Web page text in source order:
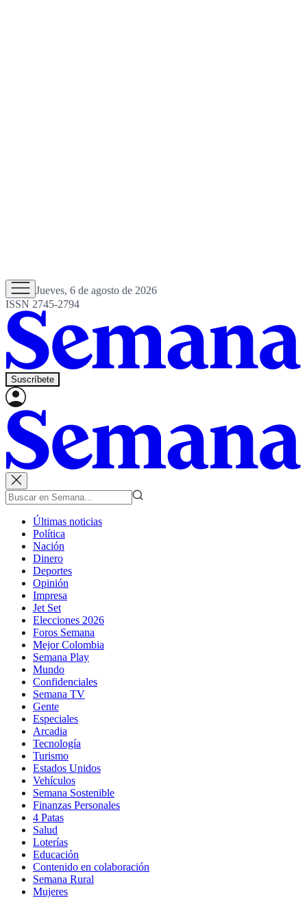
Jueves, 6 de agosto de 2026
ISSN 2745-2794
Suscríbete
Últimas noticias
Política
Nación
Dinero
Deportes
Opinión
Impresa
Jet Set
Elecciones 2026
Foros Semana
Mejor Colombia
Semana Play
Mundo
Confidenciales
Semana TV
Gente
Especiales
Arcadia
Tecnología
Turismo
Estados Unidos
Vehículos
Semana Sostenible
Finanzas Personales
4 Patas
Salud
Loterías
Educación
Contenido en colaboración
Semana Rural
Mujeres